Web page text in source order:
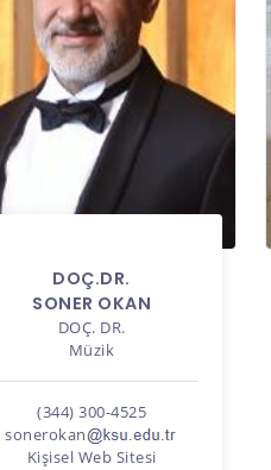
DOÇ.DR.
SONER OKAN
DOÇ. DR.
Müzik
(344) 300-4525
sonerokan
Kişisel Web Sitesi